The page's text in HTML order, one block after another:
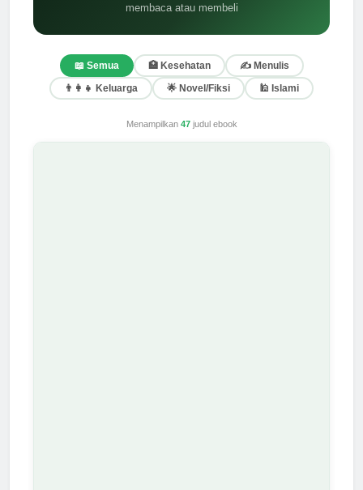
membaca atau membeli
📖 Semua 🏥 Kesehatan
✍️ Menulis
👨‍👩‍👧 Keluarga
🌟 Novel/Fiksi 🕌 Islami
Menampilkan 47judul ebook